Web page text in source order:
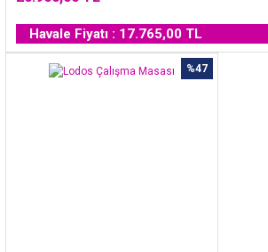
Havale Fiyatı : 17.765,00 TL
%47